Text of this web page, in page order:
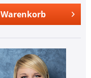
Warenkorb